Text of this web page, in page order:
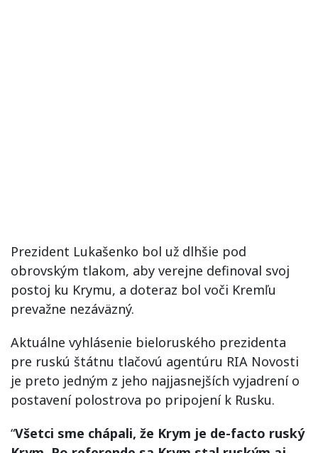
Prezident Lukašenko bol už dlhšie pod
obrovským tlakom, aby verejne definoval svoj
postoj ku Krymu, a doteraz bol voči Kremľu
prevažne nezáväzný.
Aktuálne vyhlásenie bieloruského prezidenta
pre ruskú štátnu tlačovú agentúru RIA Novosti
je preto jedným z jeho najjasnejších vyjadrení o
postavení polostrova po pripojení k Rusku.
“Všetci sme chápali, že Krym je de-facto ruský